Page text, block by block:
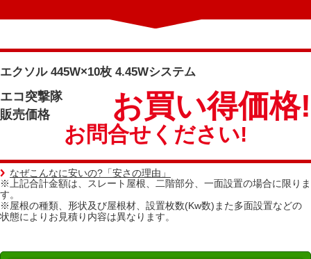
エクソル 445W×10枚 4.45Wシステム
エコ突撃隊
販売価格
お買い得価格!
お問合せください!
※上記合計金額は、スレート屋根、二階部分、一面設置の場合に限りま
す。
※屋根の種類、形状及び屋根材、設置枚数(Kw数)また多面設置などの
状態によりお見積り内容は異なります。
なぜこんなに安いの?「安さの理由」